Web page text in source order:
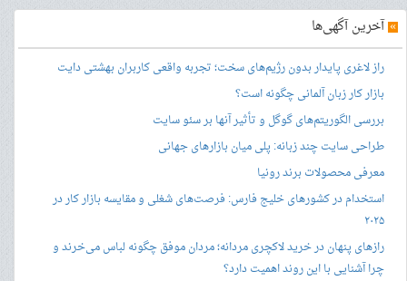
»آخرین آگهی‌ها
راز لاغری پایدار بدون رژیم‌های سخت؛ تجربه واقعی کاربران بهشتی دایت
بازار کار زبان آلمانی چگونه است؟
بررسی الگوریتم‌های گوگل و تأثیر آنها بر سئو سایت
طراحی سایت چند زبانه: پلی میان بازارهای جهانی
معرفی محصولات برند رونیا
استخدام در کشورهای خلیج فارس: فرصت‌های شغلی و مقایسه بازار کار در
۲۰۲۵
رازهای پنهان در خرید لاکچری مردانه؛ مردان موفق چگونه لباس می‌خرند و
چرا آشنایی با این روند اهمیت دارد؟